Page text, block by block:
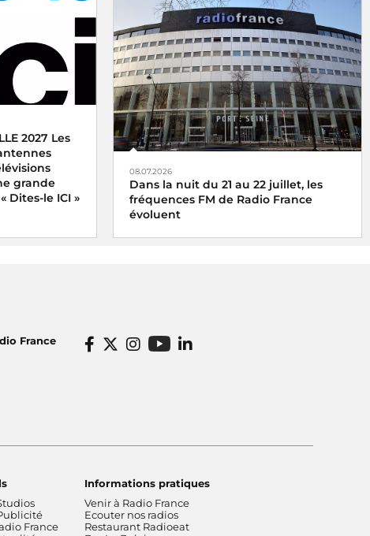
2027 Les
grande
Dites-le ICI »
08.07.2026
Dans la nuit du 21 au 22 juillet, les
fréquences FM de Radio France
évoluent
France
France
Informations pratiques
Venir à Radio France
Ecouter nos radios
Restaurant Radioeat